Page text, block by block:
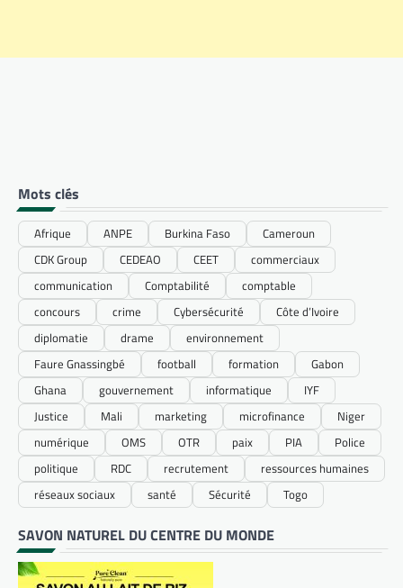
Mots clés
Afrique ANPE Burkina Faso
Cameroun
CDK Group
CEDEAO CEET
commerciaux
communication
Comptabilité
comptable
concours
crime Cybersécurité
Côte d’Ivoire
diplomatie
drame
environnement
Faure Gnassingbé
football formation
Gabon
Ghana
gouvernement informatique
IYF
Justice
Mali marketing microfinance
Niger
numérique
OMS OTR paix PIA
Police
politique
RDC recrutement
ressources humaines
réseaux sociaux
santé Sécurité Togo
SAVON NATUREL DU CENTRE DU MONDE